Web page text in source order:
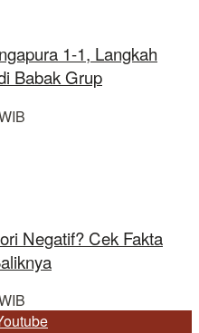
1-1, Langkah
Babak Grup
Negatif? Cek Fakta